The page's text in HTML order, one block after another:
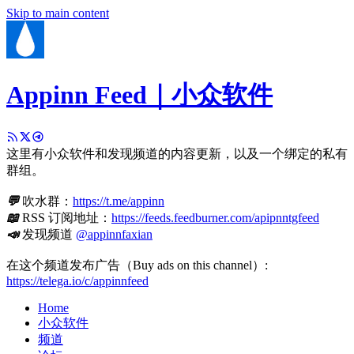
Skip to main content
Appinn Feed｜小众软件
这里有小众软件和发现频道的内容更新，以及一个绑定的私有
群组。
💬吹水群： https://t.me/appinn
📖RSS 订阅地址： https://feeds.feedburner.com/apipnntgfeed
📣发现频道 @appinnfaxian
在这个频道发布广告（Buy ads on this channel）:
https://telega.io/c/appinnfeed
Home
小众软件
频道